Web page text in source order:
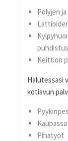
Pölyjen
puhdistus
Keittiön
Halutessasi
kotiavun
Pihatyöt